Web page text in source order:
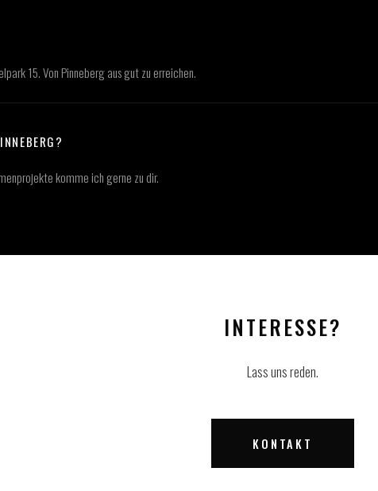
15. Von Pinneberg aus gut zu erreichen.
komme ich gerne zu dir.
INTERESSE?
Lass uns reden.
KONTAKT